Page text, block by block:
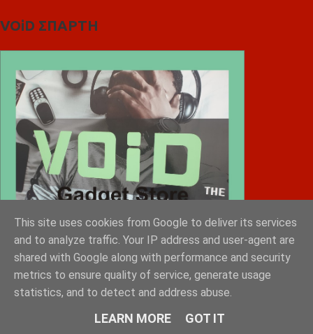
VOiD ΣΠΑΡΤΗ
This site uses cookies from Google to deliver its services
and to analyze traffic. Your IP address and user-agent are
shared with Google along with performance and security
metrics to ensure quality of service, generate usage
statistics, and to detect and address abuse.
LEARN MORE GOT IT